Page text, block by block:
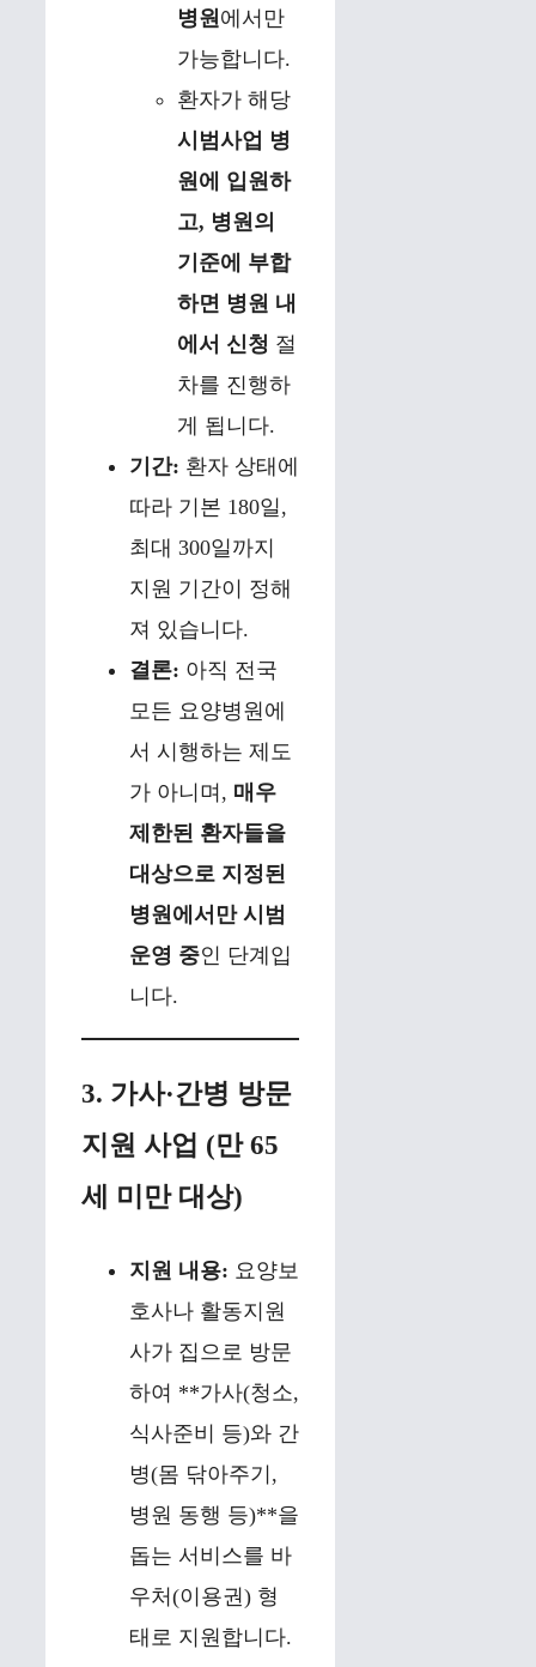
병원에서만
가능합니다.
환자가 해당
시범사업 병
원에 입원하
고, 병원의
기준에 부합
하면 병원 내
에서 신청 절
차를 진행하
게 됩니다.
기간: 환자 상태에
따라 기본 180일,
최대 300일까지
지원 기간이 정해
져 있습니다.
결론: 아직 전국
모든 요양병원에
서 시행하는 제도
가 아니며, 매우
제한된 환자들을
대상으로 지정된
병원에서만 시범
운영 중인 단계입
니다.
3. 가사·간병 방문
지원 사업 (만 65
세 미만 대상)
지원 내용: 요양보
호사나 활동지원
사가 집으로 방문
하여 **가사(청소,
식사준비 등)와 간
병(몸 닦아주기,
병원 동행 등)**을
돕는 서비스를 바
우처(이용권) 형
태로 지원합니다.